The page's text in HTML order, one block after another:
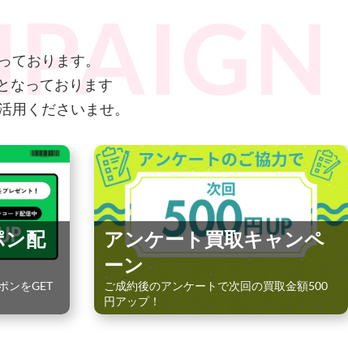
ております。
なっております
用くださいませ。
ン配
ンをGET
アンケート買取キャンペ
ーン
ご成約後のアンケートで次回の買取金額500
円アップ！